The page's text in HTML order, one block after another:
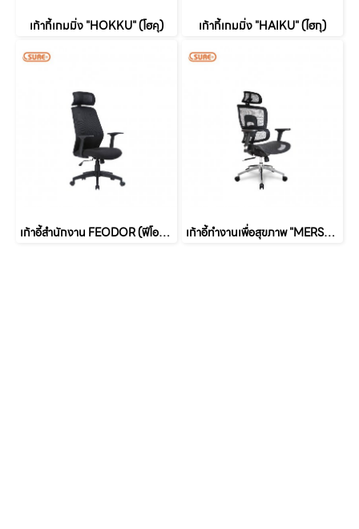
เก้ากี้เกมมิ่ง "HOKKU" (โฮคุ) เก้ากี้เกมมิ่ง "HAIKU" (ไฮกุ)
เก้าอี้สำนักงาน FEODOR (ฟีโอดอร์) เก้าอี้ทำงานเพื่อสุขภาพ "MERSEUSE" (เมอร์-ซูส)